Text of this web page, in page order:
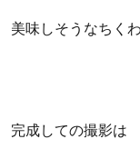
美味しそうなちく
完成しての撮影は